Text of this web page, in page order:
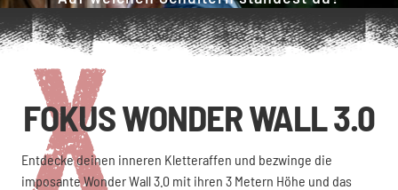
FOKUS WONDER WALL 3.0
Entdecke deinen inneren Kletteraffen und bezwinge die
imposante Wonder Wall 3.0 mit ihren 3 Metern Höhe und das